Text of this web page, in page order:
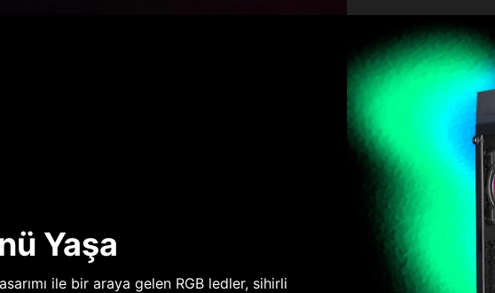
Yaşa
ile bir araya gelen RGB ledler, sihirli